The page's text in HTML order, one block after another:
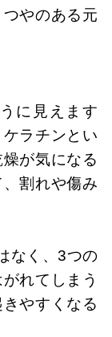
やのある元
に見えます
ラチンとい
が気になる
割れや傷み
なく、3つの
れてしまう
やすくなる